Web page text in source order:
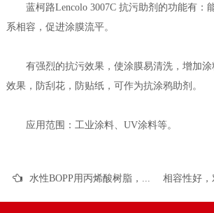
蓝柯路Lencolo 3007C 抗污助剂的功能有：
系相容，促进涂膜流平。
有强烈的抗污效果，使涂膜易清洗，增加涂
效果，防刮花，防贴纸，可作为抗涂鸦助剂。
应用范围：工业涂料、UV涂料等。